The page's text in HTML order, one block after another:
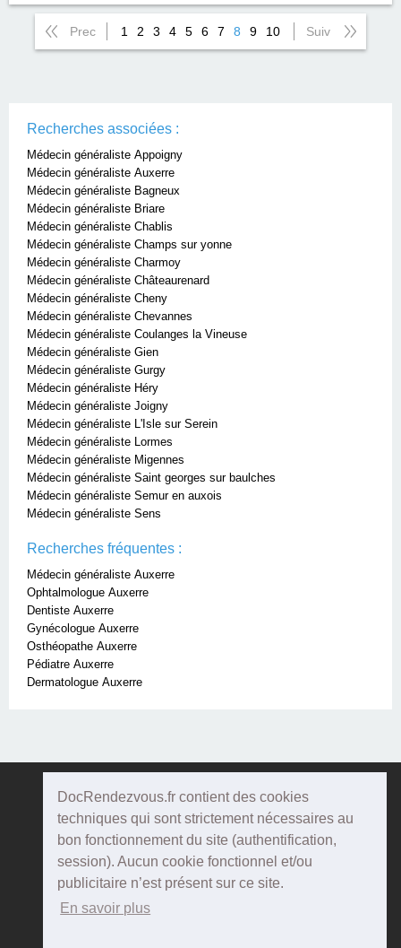
DocRendezvous.fr contient des cookies
techniques qui sont strictement nécessaires au
bon fonctionnement du site (authentification,
session). Aucun cookie fonctionnel et/ou
publicitaire n’est présent sur ce site.
En savoir plus
Prec 1 2 3 4 5 6 7 8 9 10 Suiv
Recherches associées :
Médecin généraliste Appoigny
Médecin généraliste Auxerre
Médecin généraliste Bagneux
Médecin généraliste Briare
Médecin généraliste Chablis
Médecin généraliste Champs sur yonne
Médecin généraliste Charmoy
Médecin généraliste Châteaurenard
Médecin généraliste Cheny
Médecin généraliste Chevannes
Médecin généraliste Coulanges la Vineuse
Médecin généraliste Gien
Médecin généraliste Gurgy
Médecin généraliste Héry
Médecin généraliste Joigny
Médecin généraliste L'Isle sur Serein
Médecin généraliste Lormes
Médecin généraliste Migennes
Médecin généraliste Saint georges sur baulches
Médecin généraliste Semur en auxois
Médecin généraliste Sens
Recherches fréquentes :
Médecin généraliste Auxerre
Ophtalmologue Auxerre
Dentiste Auxerre
Gynécologue Auxerre
Osthéopathe Auxerre
Pédiatre Auxerre
Dermatologue Auxerre
DocRendezvous
Qui sommes-nous ?
Conditions Générales d'utilisation